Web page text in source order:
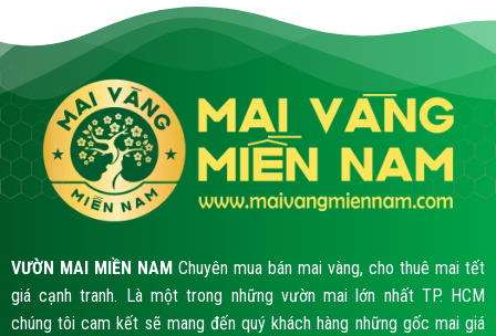
VƯỜN MAI MIỀN NAM Chuyên mua bán mai vàng, cho thuê mai tết
giá cạnh tranh. Là một trong những vườn mai lớn nhất TP. HCM
chúng tôi cam kết sẽ mang đến quý khách hàng những gốc mai giá